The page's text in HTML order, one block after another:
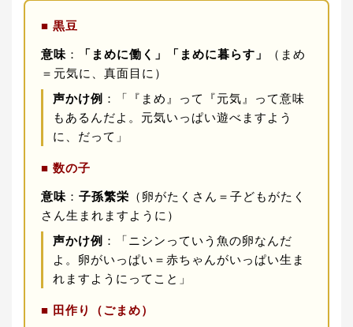
■ 黒豆
意味 ： 「まめに働く」「まめに暮らす」
（まめ
＝元気に、真面目に）
声かけ例 ：「『まめ』って『元気』って意味
もあるんだよ。元気いっぱい遊べますよう
に、だって」
■ 数の子
意味 ： 子孫繁栄 （卵がたくさん＝子どもがたく
さん生まれますように）
声かけ例 ：「ニシンっていう魚の卵なんだ
よ。卵がいっぱい＝赤ちゃんがいっぱい生ま
れますようにってこと」
■ 田作り（ごまめ）